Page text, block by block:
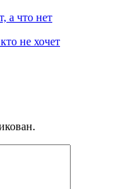
а что нет
не хочет